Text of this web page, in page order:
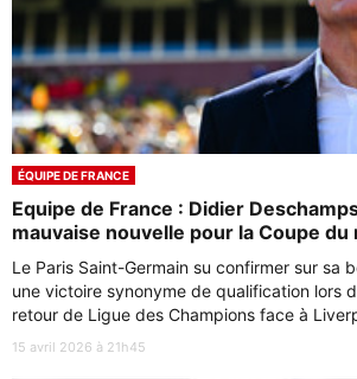
ÉQUIPE DE FRANCE
Equipe de France : Didier
mauvaise nouvelle pour la Coupe
Le Paris Saint-Germain su confirmer sur sa
une victoire synonyme de qualification lors
retour de Ligue des Champions face à
15 avril 2026 à 21h45